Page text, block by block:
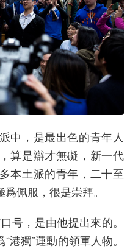
中，是最出色的青年人
算是辯才無礙，新一代
本土派的青年，二十至
佩服，很是崇拜。
号，是由他提出來的。
港獨”運動的領軍人物。